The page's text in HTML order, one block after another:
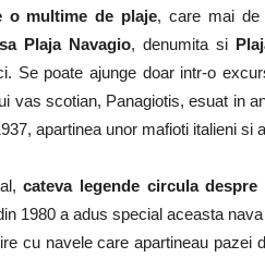
o multime de plaje, care mai
Plaja Navagio, denumita si
Se poate ajunge doar intr-o
vas scotian, Panagiotis, esuat in
apartinea unor mafioti italieni
cateva legende circula
1980 a adus special aceasta
cu navele care apartineau